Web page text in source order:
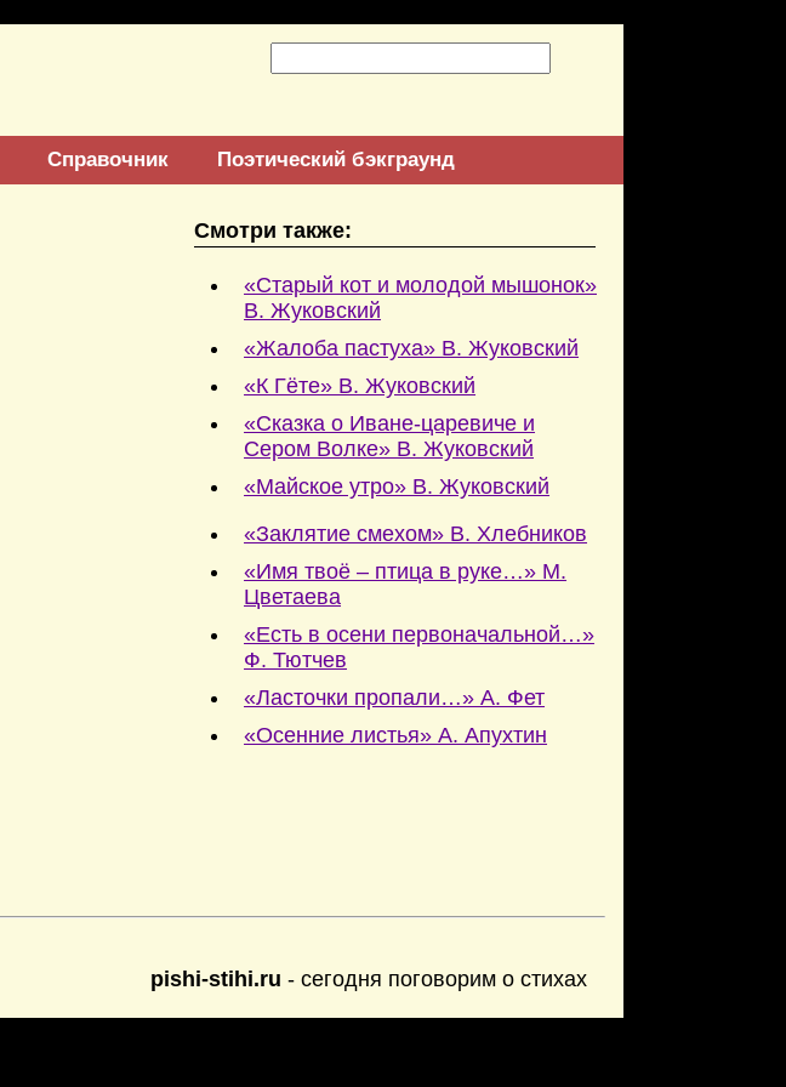
Справочник Поэтический бэкграунд
Смотри также:
«Старый кот и молодой мышонок»
В. Жуковский
«Жалоба пастуха» В. Жуковский
«К Гёте» В. Жуковский
«Сказка о Иване-царевиче и
Сером Волке» В. Жуковский
«Майское утро» В. Жуковский
«Заклятие смехом» В. Хлебников
«Имя твоё – птица в руке…» М.
Цветаева
«Есть в осени первоначальной…»
Ф. Тютчев
«Ласточки пропали…» А. Фет
«Осенние листья» А. Апухтин
pishi-stihi.ru - сегодня поговорим о стихах